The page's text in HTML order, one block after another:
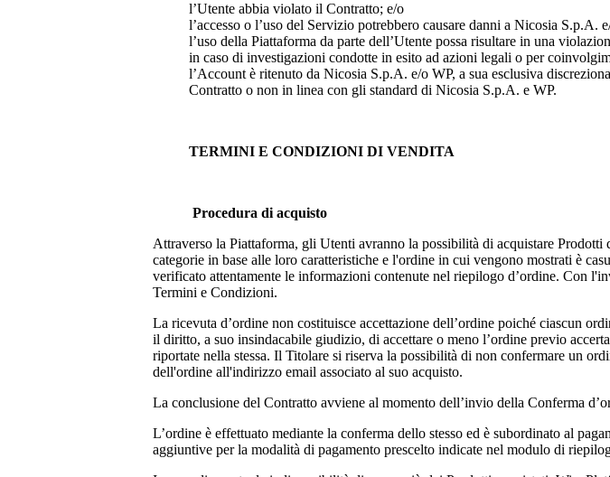
l’Utente abbia violato il Contratto; e/o
l’accesso o l’uso del Servizio potrebbero causare danni aNicosia S.p.A.
l’uso della Piattaforma da parte dell’Utente possa risultare in una
in caso di investigazioni condotte in esito ad azioni legali o per
l’Account è ritenuto da Nicosia S.p.A.e/o WP, a sua esclusiva
Contratto o non in linea con gli standard diNicosia S.p.A.e WP.
TERMINI E CONDIZIONI DI VENDITA
Procedura di acquisto
Attraverso la Piattaforma, gli Utenti avranno la possibilità di acquistare
categorie in base alle loro caratteristiche e l'ordine in cui vengono mostrati è
verificato attentamente le informazioni contenute nel riepilogo d’ordine. Con
Termini e Condizioni.
La ricevuta d’ordine non costituisce accettazione dell’ordine poiché ciascun
il diritto, a suo insindacabile giudizio, di accettare o meno l’ordine previo
riportate nella stessa. Il Titolare si riserva la possibilità di non confermare un
dell'ordine all'indirizzo email associato al suo acquisto.
La conclusione del Contratto avviene al momento dell’invio della Conferma
L’ordine è effettuato mediante la conferma dello stesso ed è subordinato al
aggiuntive per la modalità di pagamento prescelto indicate nel modulo di